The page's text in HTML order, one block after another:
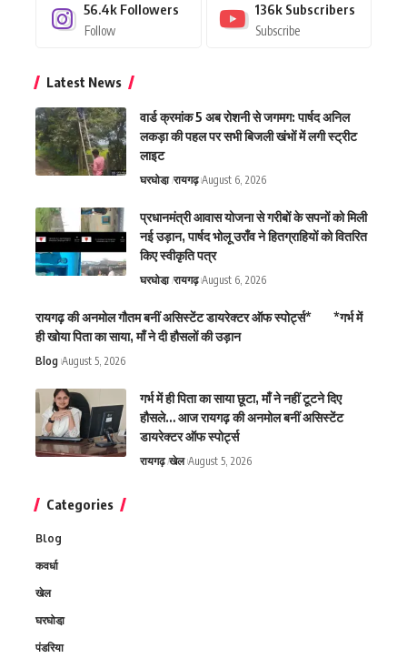
56.4k Followers
Follow
136k Subscribers
Subscribe
Latest News
वार्ड क्रमांक 5 अब रोशनी से जगमग: पार्षद अनिल
लकड़ा की पहल पर सभी बिजली खंभों में लगी स्ट्रीट
लाइट
घरघोडा़ रायगढ़ August 6, 2026
प्रधानमंत्री आवास योजना से गरीबों के सपनों को मिली
नई उड़ान, पार्षद भोलू उराँव ने हितग्राहियों को वितरित
किए स्वीकृति पत्र
घरघोडा़ रायगढ़ August 6, 2026
रायगढ़ की अनमोल गौतम बनीं असिस्टेंट डायरेक्टर ऑफ स्पोर्ट्स* *गर्भ में
ही खोया पिता का साया, माँ ने दी हौसलों की उड़ान
Blog August 5, 2026
गर्भ में ही पिता का साया छूटा, माँ ने नहीं टूटने दिए
हौसले… आज रायगढ़ की अनमोल बनीं असिस्टेंट
डायरेक्टर ऑफ स्पोर्ट्स
रायगढ़ खेल August 5, 2026
Categories
Blog
कवर्धा
खेल
घरघोडा़
पंडरिया